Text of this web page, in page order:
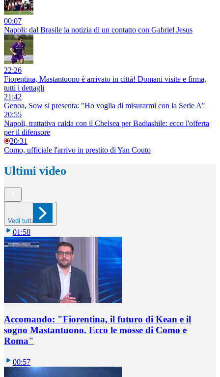
00:07
Napoli: dal Brasile la notizia di un contatto con Gabriel Jesus
22:26
Fiorentina, Mastantuono è arrivato in città! Domani visite e firma,
tutti i dettagli
21:42
Genoa, Sow si presenta: "Ho voglia di misurarmi con la Serie A"
20:55
Napoli, trattativa calda con il Chelsea per Badiashile: ecco l'offerta
per il difensore
20:31
Como, ufficiale l'arrivo in prestito di Yan Couto
Ultimi video
Vedi tutti
01:58
Accomando: "Fiorentina, il futuro di Kean e il
sogno Mastantuono. Ecco le mosse di Como e
Roma"
00:57